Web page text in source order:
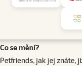
Petfriends. S
čerstvé změny, které
Co se mění?
Petfriends, jak jej znáte,